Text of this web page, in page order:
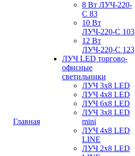
Главная
8 Вт ЛУЧ-220-
С 83
10 Вт
ЛУЧ-220-С 103
12 Вт
ЛУЧ-220-С 123
ЛУЧ LED торгово-
офисные
светильники
ЛУЧ 3х8 LED
ЛУЧ 4х8 LED
ЛУЧ 6х8 LED
ЛУЧ 3х8 LED
mini
ЛУЧ 4х8 LED
LINE
ЛУЧ 2х8 LED